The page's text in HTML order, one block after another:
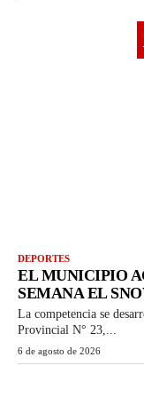
DEPORTES
EL MUNICIPIO
SEMANA EL
La competencia se
Provincial N° 23,...
6 de agosto de 2026